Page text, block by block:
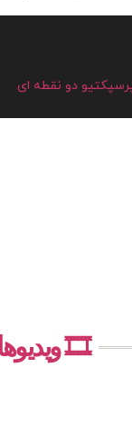
دو نقطه ای
🎞️